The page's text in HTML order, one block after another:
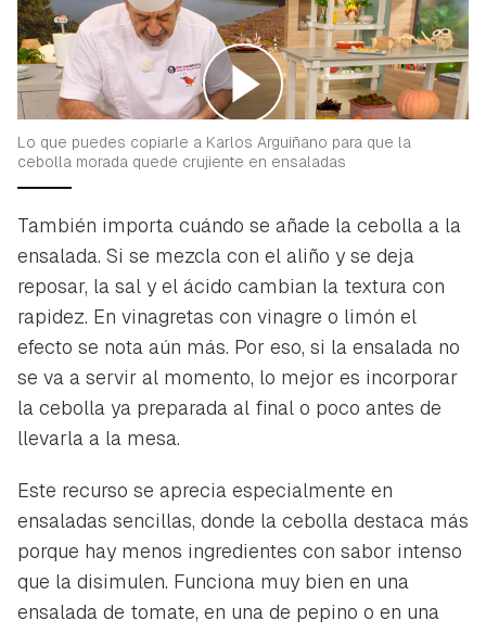
Lo que puedes copiarle a Karlos Arguiñano para que la
cebolla morada quede crujiente en ensaladas
También importa cuándo se añade la cebolla a la
ensalada. Si se mezcla con el aliño y se deja
reposar, la sal y el ácido cambian la textura con
rapidez. En vinagretas con vinagre o limón el
efecto se nota aún más. Por eso, si la ensalada no
se va a servir al momento, lo mejor es incorporar
la cebolla ya preparada al final o poco antes de
llevarla a la mesa.
Este recurso se aprecia especialmente en
ensaladas sencillas, donde la cebolla destaca más
porque hay menos ingredientes con sabor intenso
que la disimulen. Funciona muy bien en una
ensalada de tomate, en una de pepino o en una